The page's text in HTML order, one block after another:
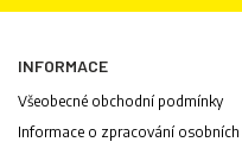
INFORMACE
Všeobecné obchodní podmínky
Informace o zpracování osobních